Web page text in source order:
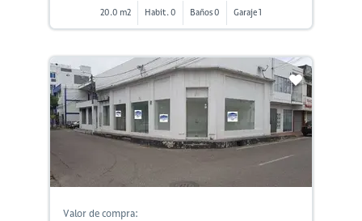
20.0 m2 Habit. 0 Baños 0 Garaje 1
Valor de compra: